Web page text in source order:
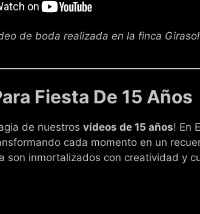
de boda realizada en la finca
Fiesta De 15 Años
de nuestros vídeos de 15 años! En
cada momento en un
son inmortalizados con creatividad y